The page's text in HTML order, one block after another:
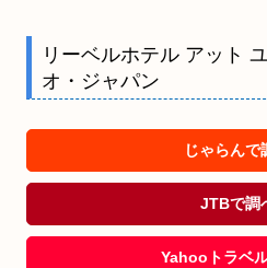
リーベルホテル アット
オ・ジャパン
じゃらんで
JTBで調
Yahooトラベ